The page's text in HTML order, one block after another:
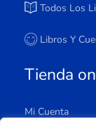
Todos Los
Libros Y
Tienda
Mi Cuenta